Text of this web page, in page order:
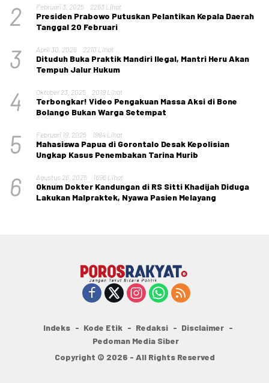
2 Februari 3, 2025 2263 Lihat
Presiden Prabowo Putuskan Pelantikan Kepala Daerah
Tanggal 20 Februari
3 April 30, 2026 2210 Lihat
Dituduh Buka Praktik Mandiri Ilegal, Mantri Heru Akan
Tempuh Jalur Hukum
4 Oktober 23, 2025 2019 Lihat
Terbongkar! Video Pengakuan Massa Aksi di Bone
Bolango Bukan Warga Setempat
5 Februari 19, 2025 1984 Lihat
Mahasiswa Papua di Gorontalo Desak Kepolisian
Ungkap Kasus Penembakan Tarina Murib
6 Agustus 26, 2025 1696 Lihat
Oknum Dokter Kandungan di RS Sitti Khadijah Diduga
Lakukan Malpraktek, Nyawa Pasien Melayang
Indeks Kode Etik Redaksi
Disclaimer
Pedoman Media Siber
Copyright © 2026 - All Rights Reserved